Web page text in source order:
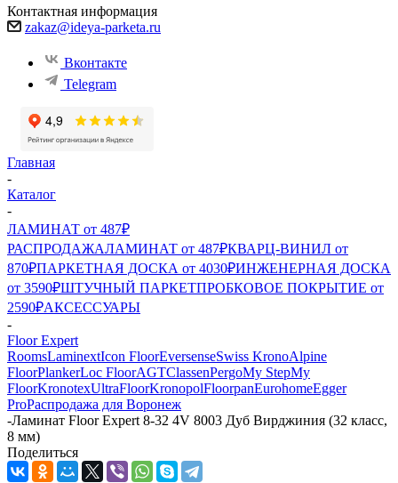
Контактная информация
zakaz@ideya-parketa.ru
Вконтакте
Telegram
Главная
-
Каталог
-
ЛАМИНАТ от 487₽
РАСПРОДАЖАЛАМИНАТ от 487₽КВАРЦ-ВИНИЛ от
870₽ПАРКЕТНАЯ ДОСКА от 4030₽ИНЖЕНЕРНАЯ ДОСКА
от 3590₽ШТУЧНЫЙ ПАРКЕТПРОБКОВОЕ ПОКРЫТИЕ от
2590₽АКСЕССУАРЫ
-
Floor Expert
RoomsLaminextIcon FloorEversenseSwiss KronoAlpine
FloorPlankerLoc FloorAGTClassenPergoMy StepMy
FloorKronotexUltraFloorKronopolFloorpanEurohomeEgger
ProРаспродажа для Воронеж
-Ламинат Floor Expert 8-32 4V 8003 Дуб Вирджиния (32 класс,
8 мм)
Поделиться